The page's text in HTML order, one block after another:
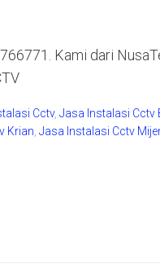
Kami dari
Cctv, Jasa Instalasi Cctv
Krian Jasa Instalasi Cctv